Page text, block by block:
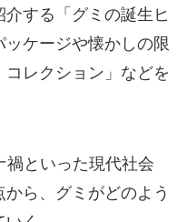
する「グミの誕生ヒ
ケージや懐かしの限
レクション」などを
といった現代社会
ら、グミがどのよう